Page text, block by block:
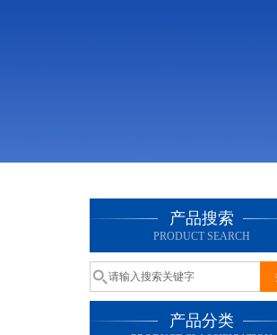
产品搜索
PRODUCT SEARCH
产品分类